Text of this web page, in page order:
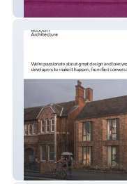
Create+Reflect
Aubourn Architecture